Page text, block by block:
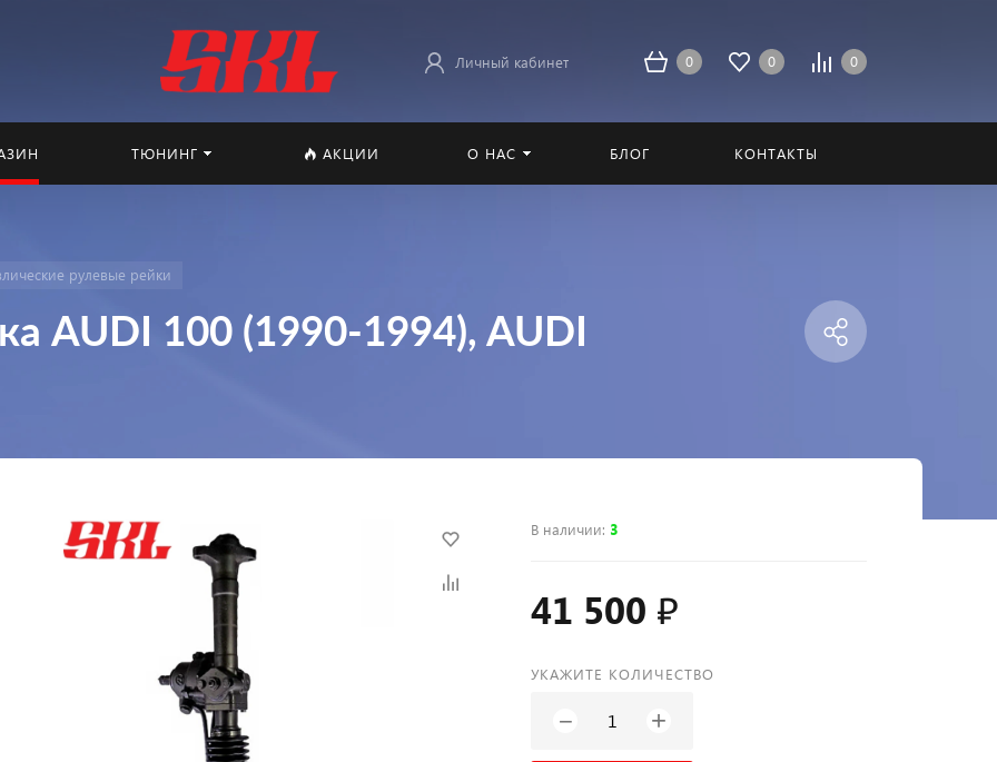
Личный кабинет 0 0 0
ТЮНИНГ АКЦИИ О НАС БЛОГ КОНТАКТЫ
рулевые рейки
AUDI 100 (1990-1994), AUDI
В наличии: 3
41 500 ₽
УКАЖИТЕ КОЛИЧЕСТВО
− +